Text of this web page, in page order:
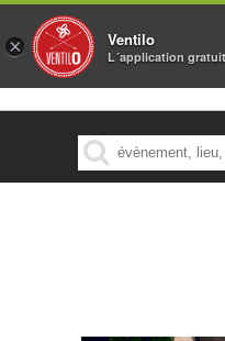
MENU
× Ventilo
L´application